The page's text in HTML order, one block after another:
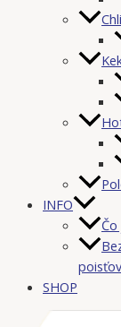
INFO
SHOP